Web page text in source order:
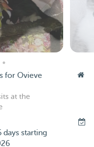
for Ovieve
at the
days starting